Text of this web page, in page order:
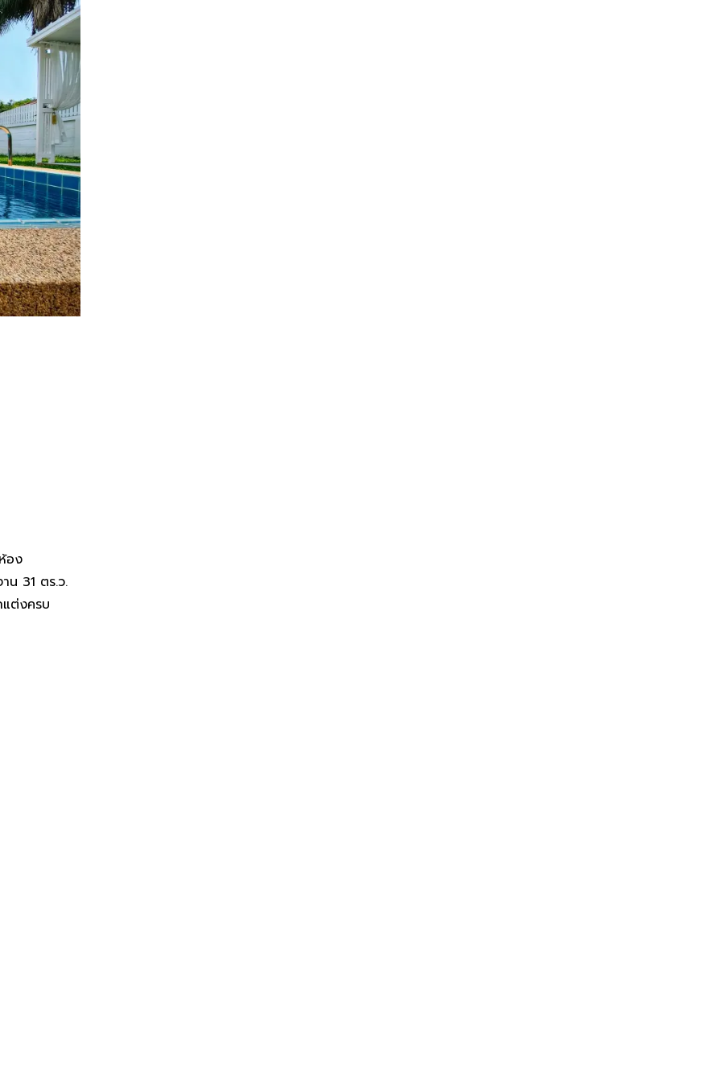
อง
น 31 ตร.ว.
ต่งครบ